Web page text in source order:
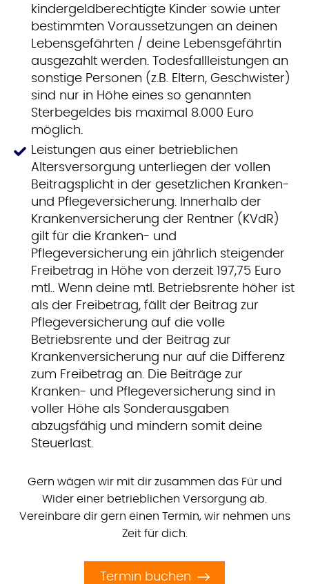
kindergeldberechtigte Kinder sowie unter
bestimmten Voraussetzungen an deinen
Lebensgefährten / deine Lebensgefährtin
ausgezahlt werden. Todesfallleistungen an
sonstige Personen (z.B. Eltern, Geschwister)
sind nur in Höhe eines so genannten
Sterbegeldes bis maximal 8.000 Euro
möglich.
Leistungen aus einer betrieblichen
Altersversorgung unterliegen der vollen
Beitragsplicht in der gesetzlichen Kranken-
und Pflegeversicherung. Innerhalb der
Krankenversicherung der Rentner (KVdR)
gilt für die Kranken- und
Pflegeversicherung ein jährlich steigender
Freibetrag in Höhe von derzeit 197,75 Euro
mtl.. Wenn deine mtl. Betriebsrente höher ist
als der Freibetrag, fällt der Beitrag zur
Pflegeversicherung auf die volle
Betriebsrente und der Beitrag zur
Krankenversicherung nur auf die Differenz
zum Freibetrag an. Die Beiträge zur
Kranken- und Pflegeversicherung sind in
voller Höhe als Sonderausgaben
abzugsfähig und mindern somit deine
Steuerlast.
Gern wägen wir mit dir zusammen das Für und
Wider einer betrieblichen Versorgung ab.
Vereinbare dir gern einen Termin, wir nehmen uns
Zeit für dich.
Termin buchen